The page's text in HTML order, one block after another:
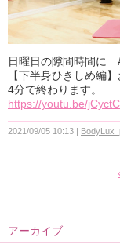
日曜日の隙間時間に
【下半身ひきしめ編
4分で終わります。
https://youtu.be/
2021/09/05 10:13
アーカイブ